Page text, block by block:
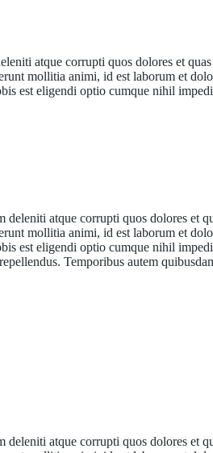
atque corrupti quos dolores et quas
mollitia animi, id est laborum et
est eligendi optio cumque nihil
deleniti atque corrupti quos dolores et
mollitia animi, id est laborum et
est eligendi optio cumque nihil
Temporibus autem
deleniti atque corrupti quos dolores et